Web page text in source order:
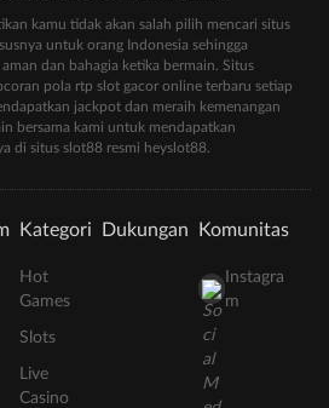
kamu tidak akan salah pilih mencari situs
untuk orang Indonesia sehingga
dan bahagia ketika bermain. Situs
pola rtp slot gacor online terbaru setiap
jackpot dan meraih kemenangan
bersama kami untuk mendapatkan
di situs slot88 resmi heyslot88.
Kategori
Hot
Games
Slots
Live
Casino
Dukungan Komunitas
Instagra
m